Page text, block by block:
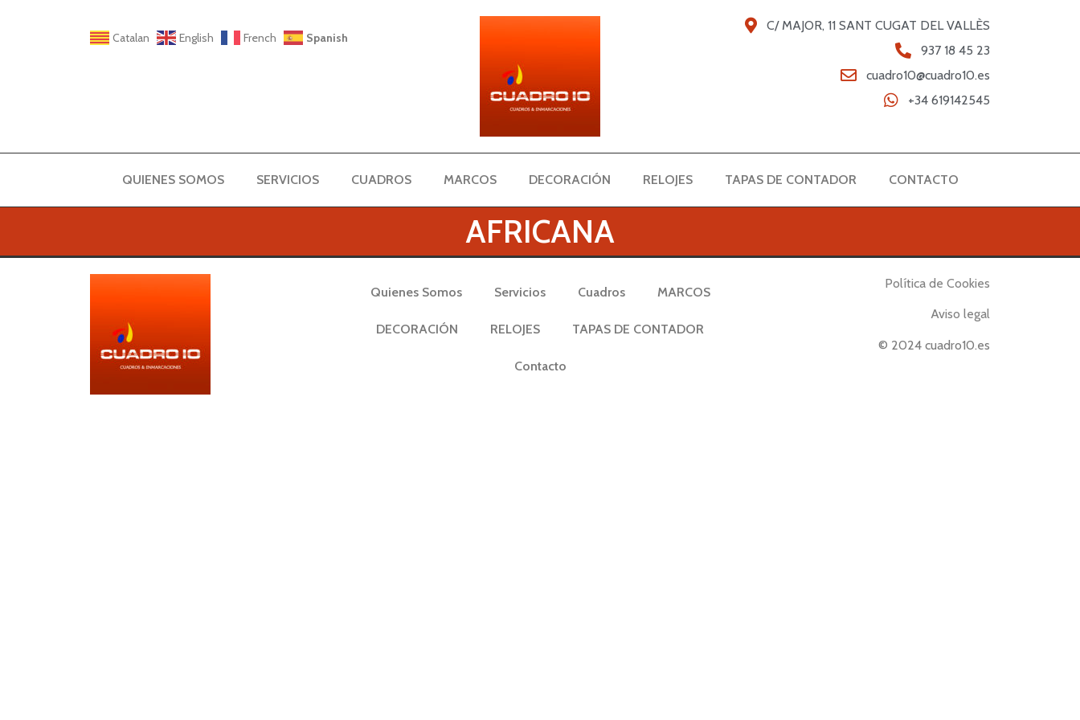
Catalan English French Spanish
C/ MAJOR, 11 SANT CUGAT DEL VALLÈS
937 18 45 23
cuadro10@cuadro10.es
+34 619142545
QUIENES SOMOS SERVICIOS CUADROS MARCOS DECORACIÓN RELOJES TAPAS DE CONTADOR CONTACTO
AFRICANA
Quienes Somos Servicios Cuadros MARCOS
DECORACIÓN RELOJES TAPAS DE CONTADOR
Contacto
Política de Cookies
Aviso legal
© 2024 cuadro10.es